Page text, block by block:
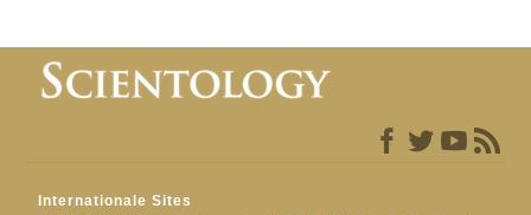
Internationale Sites